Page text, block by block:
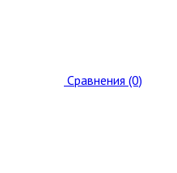
Сравнения (0)